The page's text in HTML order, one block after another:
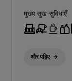
मुख्य सुख-सुविधाएँ
और पढ़िए